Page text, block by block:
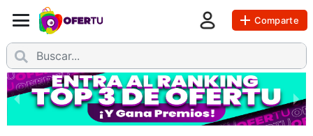
Comparte